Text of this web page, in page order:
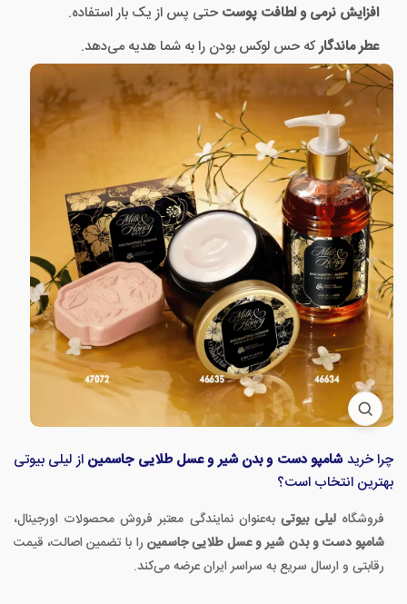
افزایش نرمی و لطافت پوست حتی پس از یک بار استفاده.
عطر ماندگارکه حس لوکس بودن را به شما هدیه می‌دهد.
چرا خریدشامپو دست و بدن شیر و عسل طلایی جاسمین از لیلی بیوتی
بهترین انتخاب است؟
فروشگاهلیلی بیوتی به‌عنوان نمایندگی معتبر فروش محصولات اورجینال،
شامپو دست و بدن شیر و عسل طلایی جاسمین را با تضمین اصالت، قیمت
رقابتی و ارسال سریع به سراسر ایران عرضه می‌کند.